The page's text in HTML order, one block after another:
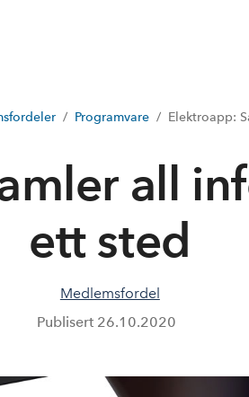
Programvare Elektroapp:
all
ett sted
Medlemsfordel
Publisert 26.10.2020